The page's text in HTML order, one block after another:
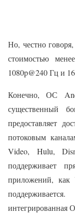
Но, честно говоря,
стоимостью
1080p@240 Гц и
Конечно, ОС
существенный
предоставляет
потоковым
Video, Hulu,
поддерживает
приложений,
интегрированная